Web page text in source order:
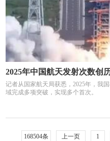
2025年中国航天发射次数创
记者从国家航天局获悉，2025年，我
域完成多项突破，实现多个首次。
168504条 上一页 1